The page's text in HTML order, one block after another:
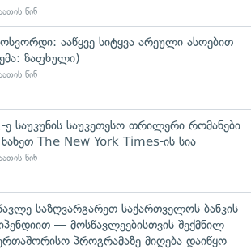
წინ
ააწყვე სიტყვა არეული ასოებით
ზაფხული)
წინ
ე საუკუნის საუკეთესო თრილერი რომანები
The New York Times-ის სია
წინ
საზღვარგარეთ საქართველოს ბანკის
— მოსწავლეებისთვის შექმნილ
პროგრამაზე მიღება დაიწყო